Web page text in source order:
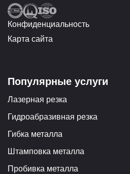
Конфиденциальность
Карта сайта
Популярные услуги
Лазерная резка
Гидроабразивная резка
Гибка металла
Штамповка металла
Пробивка металла